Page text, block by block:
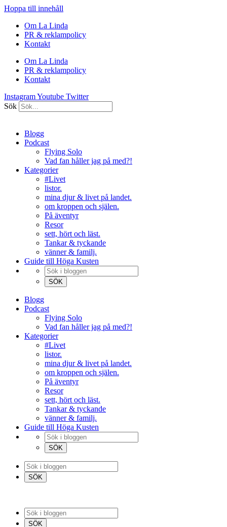
Hoppa till innehåll
Om La Linda
PR & reklampolicy
Kontakt
Om La Linda
PR & reklampolicy
Kontakt
InstagramYoutube Twitter
Sök
Blogg
Podcast
Flying Solo
Vad fan håller jag på med?!
Kategorier
#Livet
listor.
mina djur & livet på landet.
om kroppen och själen.
På äventyr
Resor
sett, hört och läst.
Tankar & tyckande
vänner & familj.
Guide till Höga Kusten
Blogg
Podcast
Flying Solo
Vad fan håller jag på med?!
Kategorier
#Livet
listor.
mina djur & livet på landet.
om kroppen och själen.
På äventyr
Resor
sett, hört och läst.
Tankar & tyckande
vänner & familj.
Guide till Höga Kusten